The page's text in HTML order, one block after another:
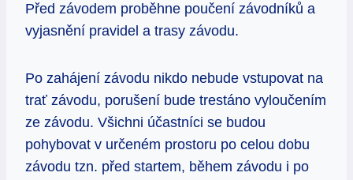
Před závodem proběhne poučení závodníků a
vyjasnění pravidel a trasy závodu.
Po zahájení závodu nikdo nebude vstupovat na
trať závodu, porušení bude trestáno vyloučením
ze závodu. Všichni účastníci se budou
pohybovat v určeném prostoru po celou dobu
závodu tzn. před startem, během závodu i po